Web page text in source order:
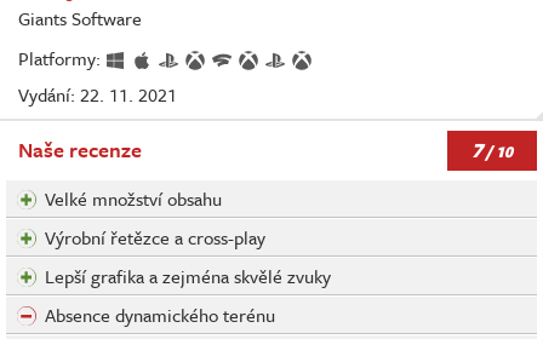
Giants Software
Platformy:
Vydání: 22. 11. 2021
Naše recenze 7/ 10
Velké množství obsahu
Výrobní řetězce a cross-play
Lepší grafika a zejména skvělé zvuky
Absence dynamického terénu